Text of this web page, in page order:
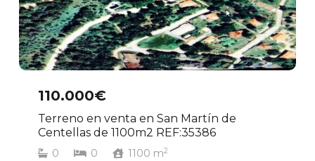
110.000€
Terreno en venta en San Martín de
Centellas de 1100m2 REF:35386
0 0 1100 m2